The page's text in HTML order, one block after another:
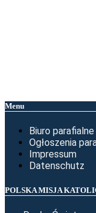
Menu
Biuro parafialne
Ogłoszenia
Impressum
Datenschutz
POLSKA MISJA